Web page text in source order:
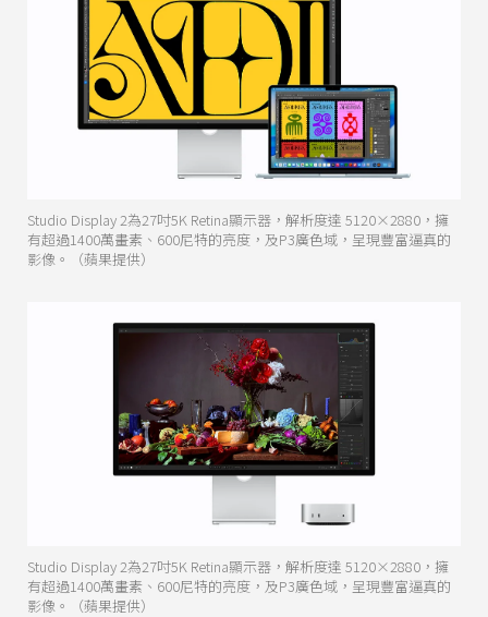
Studio Display 2為27吋5K Retina顯示器，解析度達 5120×2880，擁
有超過1400萬畫素、600尼特的亮度，及P3廣色域，呈現豐富逼真的
影像。（蘋果提供）
Studio Display 2為27吋5K Retina顯示器，解析度達 5120×2880，擁
有超過1400萬畫素、600尼特的亮度，及P3廣色域，呈現豐富逼真的
影像。（蘋果提供）